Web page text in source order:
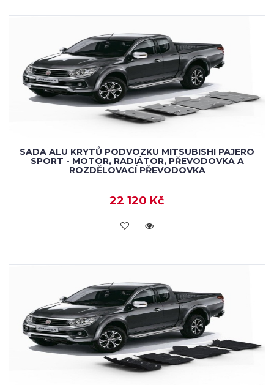
SADA ALU KRYTŮ PODVOZKU MITSUBISHI PAJERO
SPORT - MOTOR, RADIÁTOR, PŘEVODOVKA A
ROZDĚLOVACÍ PŘEVODOVKA
22 120 Kč
KOUPIT